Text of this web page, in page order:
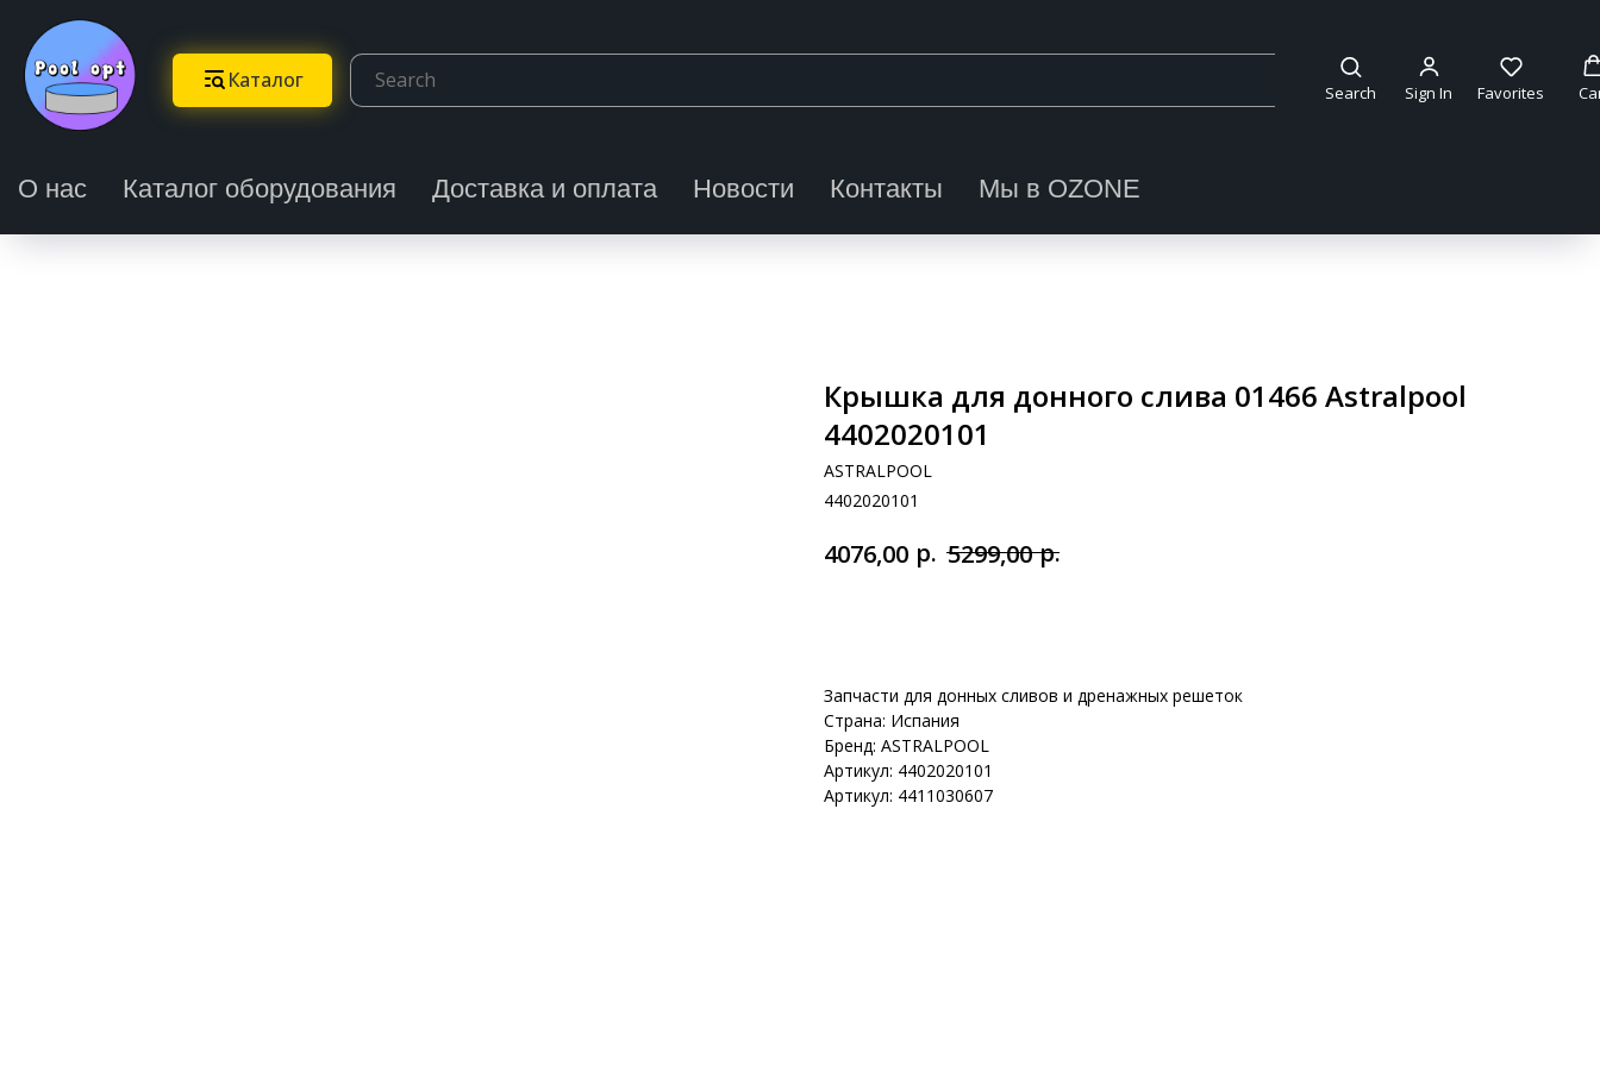
Каталог Search Sign In Favorites
О нас Каталог оборудования Доставка и оплата Новости Контакты Мы в OZONE
Крышка для донного слива 01466 Astralpool
4402020101
ASTRALPOOL
4402020101
4076,00 р. 5299,00 р.
Запчасти для донных сливов и дренажных решеток
Страна: Испания
Бренд: ASTRALPOOL
Артикул: 4402020101
Артикул: 4411030607